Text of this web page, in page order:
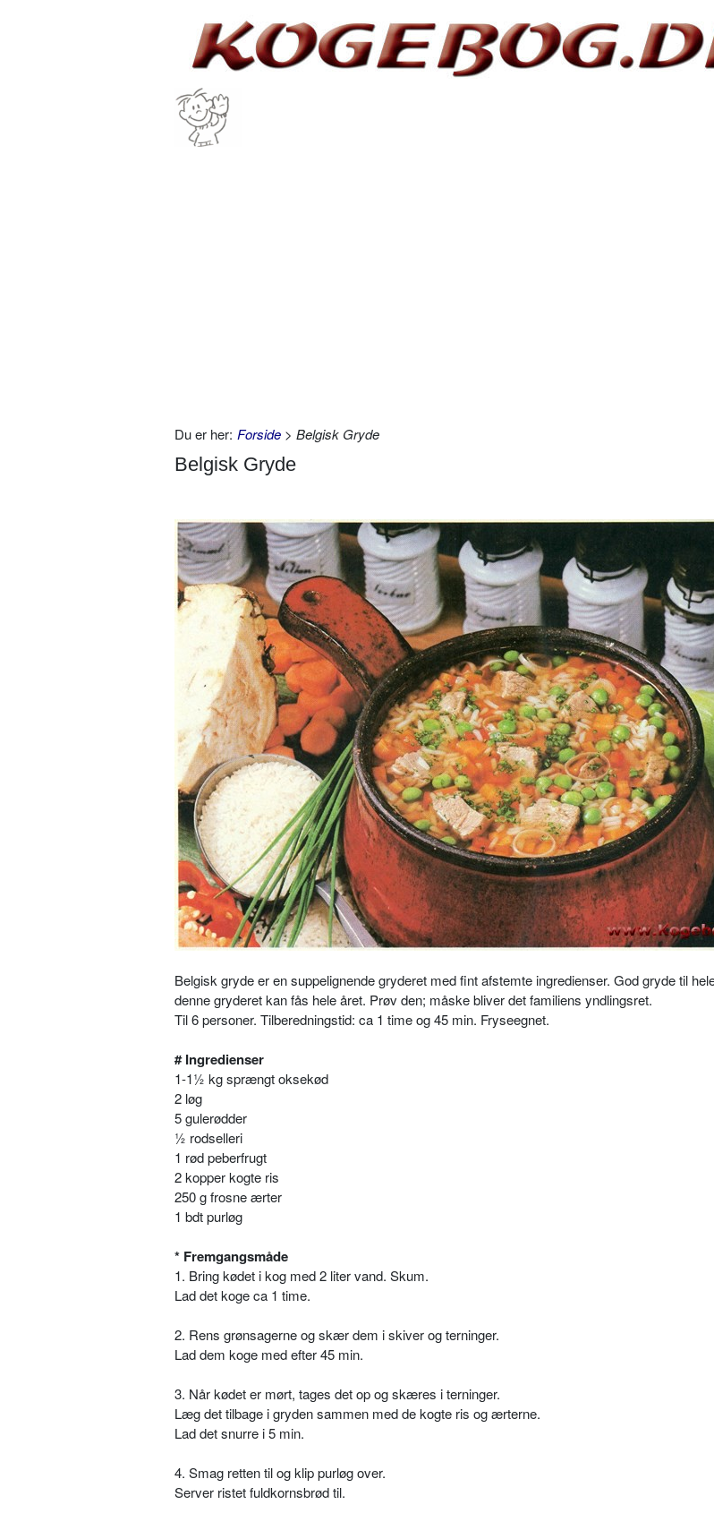
Du er her: Forside > Belgisk Gryde
Belgisk Gryde
Belgisk gryde er en suppelignende gryderet med fint afstemte ingredienser. God gryde til
denne gryderet kan fås hele året. Prøv den; måske bliver det familiens yndlingsret.
Til 6 personer. Tilberedningstid: ca 1 time og 45 min. Fryseegnet.
# Ingredienser
1-1½ kg sprængt oksekød
2 løg
5 gulerødder
½ rodselleri
1 rød peberfrugt
2 kopper kogte ris
250 g frosne ærter
1 bdt purløg
* Fremgangsmåde
1. Bring kødet i kog med 2 liter vand. Skum.
Lad det koge ca 1 time.
2. Rens grønsagerne og skær dem i skiver og terninger.
Lad dem koge med efter 45 min.
3. Når kødet er mørt, tages det op og skæres i terninger.
Læg det tilbage i gryden sammen med de kogte ris og ærterne.
Lad det snurre i 5 min.
4. Smag retten til og klip purløg over.
Server ristet fuldkornsbrød til.